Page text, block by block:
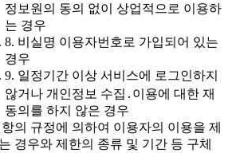
정보원의 동의 없이 상업적으로 이용하
는 경우
8. 비실명 이용자번호로 가입되어 있는
경우
9. 일정기간 이상 서비스에 로그인하지
않거나 개인정보 수집․이용에 대한 재
동의를 하지 않은 경우
의 규정에 의하여 이용자의 이용을 제
경우와 제한의 종류 및 기간 등 구체